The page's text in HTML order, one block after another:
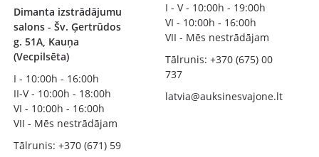
Dimanta izstrādājumu
salons - Šv. Ģertrūdos
g. 51A, Kauņa
(Vecpilsēta)
I - 10:00h - 16:00h
II-V - 10:00h - 18:00h
VI - 10:00h - 16:00h
VII - Mēs nestrādājam
Tālrunis: +370 (671) 59
I - V - 10:00h - 19:00h
VI - 10:00h - 16:00h
VII - Mēs nestrādājam
Tālrunis: +370 (675) 00
737
latvia@auksinesvajone.lt